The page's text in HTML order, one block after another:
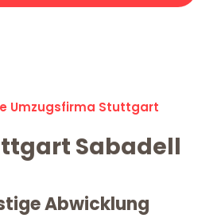
Umzugsfirma Stuttgart
Sabadell
Abwicklung